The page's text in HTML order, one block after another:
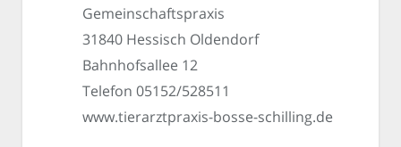
Gemeinschaftspraxis
31840 Hessisch Oldendorf
Bahnhofsallee 12
Telefon 05152/528511
www.tierarztpraxis-bosse-schilling.de